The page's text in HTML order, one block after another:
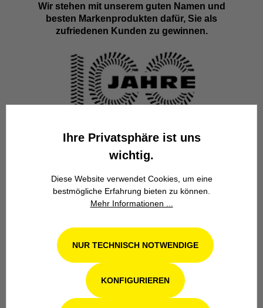
Wir stehen mit unserem guten Namen und
besten Markenprodukten dafür, Sie als
zufriedenen Kunden zu gewinnen.
Familienbetrieb
Wir stehen seit über 100 Jahren als
Kompetenz, Innovation und
Zuverlässigkeit.
Werkstatt in Odenthal / Köln
Ihre Privatsphäre ist uns
wichtig.
Diese Website verwendet Cookies, um eine
bestmögliche Erfahrung bieten zu können.
Mehr Informationen ...
NUR TECHNISCH NOTWENDIGE
KONFIGURIEREN